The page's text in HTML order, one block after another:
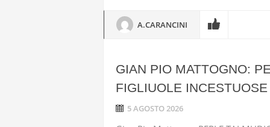
A.CARANCINI
GIAN PIO MATTOGNO:
FIGLIUOLE
5 AGOSTO 2026